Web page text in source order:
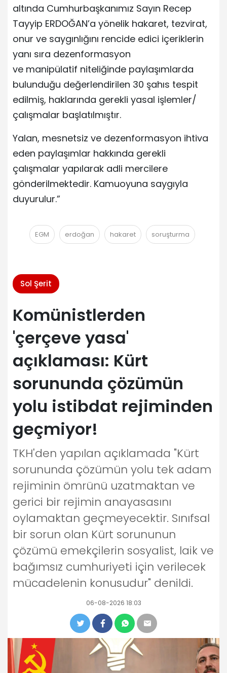
altında Cumhurbaşkanımız Sayın Recep
Tayyip ERDOĞAN’a yönelik hakaret, tezvirat,
onur ve saygınlığını rencide edici içeriklerin
yanı sıra dezenformasyon
ve manipülatif niteliğinde paylaşımlarda
bulunduğu değerlendirilen 30 şahıs tespit
edilmiş, haklarında gerekli yasal işlemler/
çalışmalar başlatılmıştır.
Yalan, mesnetsiz ve dezenformasyon ihtiva
eden paylaşımlar hakkında gerekli
çalışmalar yapılarak adli mercilere
gönderilmektedir. Kamuoyuna saygıyla
duyurulur.”
EGM erdoğan hakaret soruşturma
Sol Şerit
Komünistlerden
'çerçeve yasa'
açıklaması: Kürt
sorununda çözümün
yolu istibdat rejiminden
geçmiyor!
TKH'den yapılan açıklamada "Kürt
sorununda çözümün yolu tek adam
rejiminin ömrünü uzatmaktan ve
gerici bir rejimin anayasasını
oylamaktan geçmeyecektir. Sınıfsal
bir sorun olan Kürt sorununun
çözümü emekçilerin sosyalist, laik ve
bağımsız cumhuriyeti için verilecek
mücadelenin konusudur" denildi.
06-08-2026 18:03